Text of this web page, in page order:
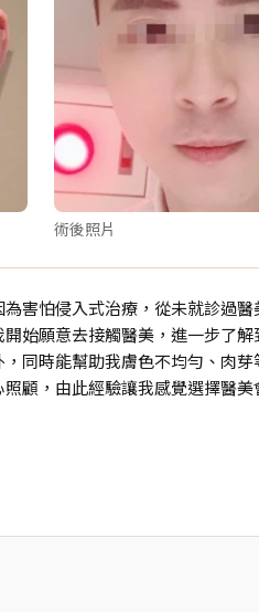
術後照片
害怕侵入式治療，從未就診過
始願意去接觸醫美，進一步了
同時能幫助我膚色不均勻、肉
顧，由此經驗讓我感覺選擇醫